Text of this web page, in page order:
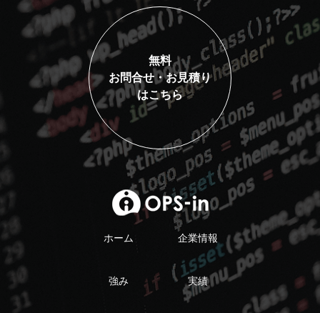
無料
お問合せ・お見積り
はこちら
ホーム 企業情報
強み 実績